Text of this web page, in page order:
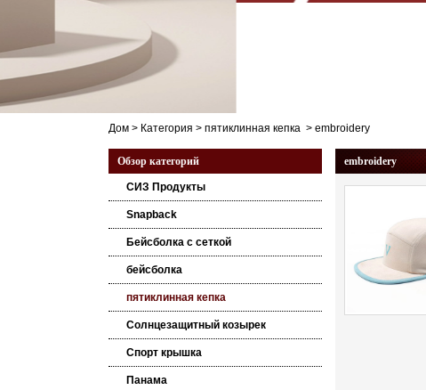
Дом > Категория > пятиклинная кепка > embroidery
Обзор категорий
СИЗ Продукты
Snapback
Бейсболка с сеткой
бейсболка
пятиклинная кепка
Солнцезащитный козырек
Спорт крышка
Панама
embroidery